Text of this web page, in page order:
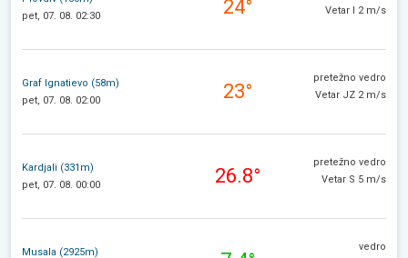
pet, 07. 08. 02:30
24° Vetar I 2 m/s
Graf Ignatievo (58m)
pet, 07. 08. 02:00
23°
pretežno vedro
Vetar JZ 2 m/s
Kardjali (331m)
pet, 07. 08. 00:00
26.8°
pretežno vedro
Vetar S 5 m/s
Musala (2925m)
vedro